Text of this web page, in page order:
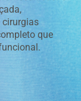
cirurgias
que